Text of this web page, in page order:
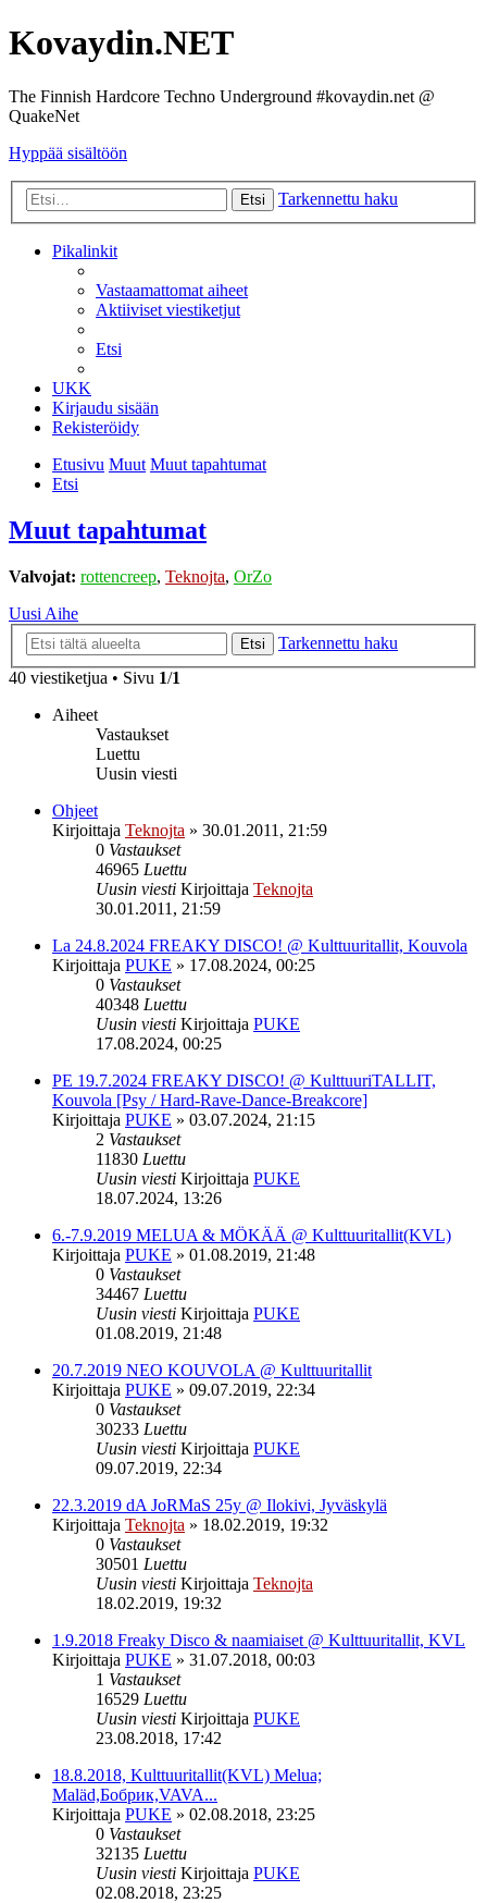
Kovaydin.NET
The Finnish Hardcore Techno Underground #kovaydin.net @
QuakeNet
Hyppää sisältöön
Etsi Tarkennettu haku
Pikalinkit
Vastaamattomat aiheet
Aktiiviset viestiketjut
Etsi
UKK
Kirjaudu sisään
Rekisteröidy
Etusivu Muut Muut tapahtumat
Etsi
Muut tapahtumat
Valvojat: rottencreep, Teknojta, OrZo
Uusi Aihe
Etsi
Tarkennettu haku
40 viestiketjua • Sivu 1/1
Aiheet
Vastaukset
Luettu
Uusin viesti
Ohjeet
Kirjoittaja Teknojta » 30.01.2011, 21:59
0 Vastaukset
46965 Luettu
Uusin viesti Kirjoittaja Teknojta
30.01.2011, 21:59
La 24.8.2024 FREAKY DISCO! @ Kulttuuritallit, Kouvola
Kirjoittaja PUKE » 17.08.2024, 00:25
0 Vastaukset
40348 Luettu
Uusin viesti Kirjoittaja PUKE
17.08.2024, 00:25
PE 19.7.2024 FREAKY DISCO! @ KulttuuriTALLIT,
Kouvola [Psy / Hard-Rave-Dance-Breakcore]
Kirjoittaja PUKE » 03.07.2024, 21:15
2 Vastaukset
11830 Luettu
Uusin viesti Kirjoittaja PUKE
18.07.2024, 13:26
6.-7.9.2019 MELUA & MÖKÄÄ @ Kulttuuritallit(KVL)
Kirjoittaja PUKE » 01.08.2019, 21:48
0 Vastaukset
34467 Luettu
Uusin viesti Kirjoittaja PUKE
01.08.2019, 21:48
20.7.2019 NEO KOUVOLA @ Kulttuuritallit
Kirjoittaja PUKE » 09.07.2019, 22:34
0 Vastaukset
30233 Luettu
Uusin viesti Kirjoittaja PUKE
09.07.2019, 22:34
22.3.2019 dA JoRMaS 25y @ Ilokivi, Jyväskylä
Kirjoittaja Teknojta » 18.02.2019, 19:32
0 Vastaukset
30501 Luettu
Uusin viesti Kirjoittaja Teknojta
18.02.2019, 19:32
1.9.2018 Freaky Disco & naamiaiset @ Kulttuuritallit, KVL
Kirjoittaja PUKE » 31.07.2018, 00:03
1 Vastaukset
16529 Luettu
Uusin viesti Kirjoittaja PUKE
23.08.2018, 17:42
18.8.2018, Kulttuuritallit(KVL) Melua;
Maläd,Бобрик,VAVA...
Kirjoittaja PUKE » 02.08.2018, 23:25
0 Vastaukset
32135 Luettu
Uusin viesti Kirjoittaja PUKE
02.08.2018, 23:25